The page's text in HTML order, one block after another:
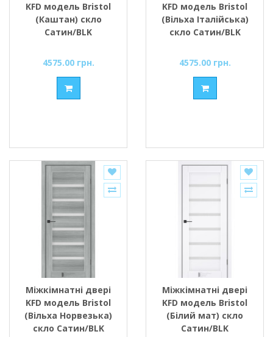
KFD модель Bristol
(Каштан) скло
Сатин/BLK
4575.00 грн.
KFD модель Bristol
(Вільха Італійська)
скло Сатин/BLK
4575.00 грн.
Міжкімнатні двері
KFD модель Bristol
(Вільха Норвезька)
скло Сатин/BLK
Міжкімнатні двері
KFD модель Bristol
(Білий мат) скло
Сатин/BLK